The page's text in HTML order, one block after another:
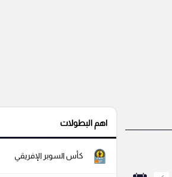
اهم البطولات
كأس السوبر الإفريقي